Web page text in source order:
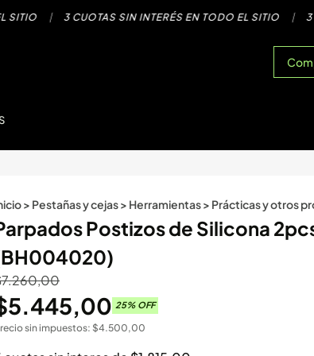
| 3 CUOTAS SIN INTERÉS EN TODO EL SITIO | 3
> Pestañas y cejas> Herramientas> Prácticas y otros
Postizos de Silicona
7.260,00
5.445,00 25% OFF
sin impuestos: $4.500,00